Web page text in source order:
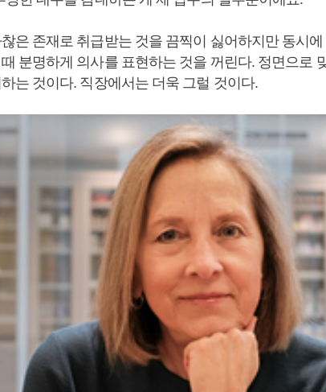
은 존재로 취급받는 것을 끔찍이 싫어하지만 동시
분명하게 의사를 표현하는 것을 꺼린다. 정면으로
는 것이다. 직장에서는 더욱 그럴 것이다.